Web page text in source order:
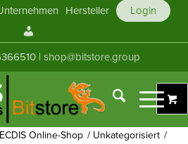
Hersteller
Login
Konto
|shop@bitstore.group
Online-Shop / Unkategorisiert /